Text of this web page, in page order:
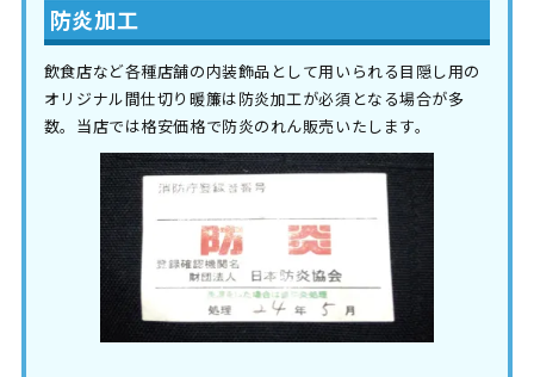
防炎加工
飲食店など各種店舗の内装飾品として用いられる目隠し用の
オリジナル間仕切り暖簾は防炎加工が必須となる場合が多
数。当店では格安価格で防炎のれん販売いたします。